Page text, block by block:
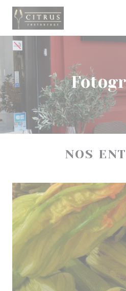
Panel pro správu cookies
NOS